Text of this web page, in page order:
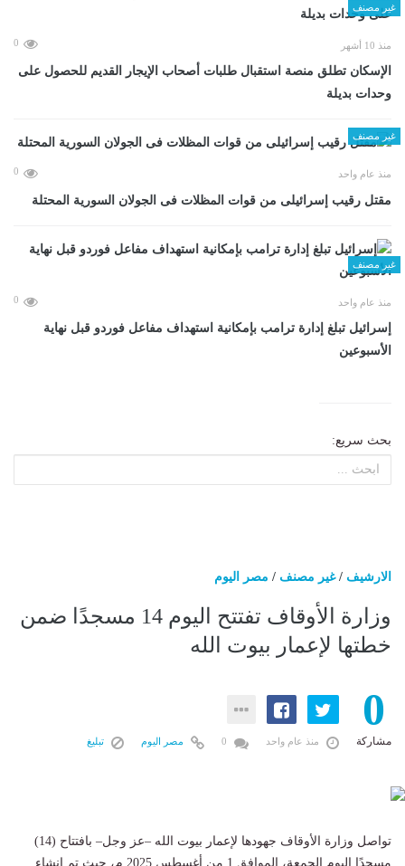
غير مصنف
منذ 10 أشهر 0
الإسكان تطلق منصة استقبال طلبات أصحاب الإيجار القديم للحصول على
وحدات بديلة
غير مصنف
منذ عام واحد 0
مقتل رقيب إسرائيلى من قوات المظلات فى الجولان السورية المحتلة
غير مصنف
منذ عام واحد 0
إسرائيل تبلغ إدارة ترامب بإمكانية استهداف مفاعل فوردو قبل نهاية
الأسبوعين
بحث سريع:
الارشيف /غير مصنف / مصر اليوم
وزارة الأوقاف تفتتح اليوم 14 مسجدًا ضمن
خطتها لإعمار بيوت الله
0
مشاركة منذ عام واحد مصر اليوم تبليغ
تواصل وزارة الأوقاف جهودها لإعمار بيوت الله –عز وجل– بافتتاح (14)
مسجدًا اليوم الجمعة، الموافق 1 من أغسطس 2025 م، حيث تم إنشاء